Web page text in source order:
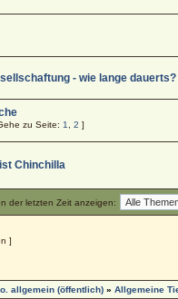
- wie lange dauerts?
zu Seite: 1 ,2 ]
Chinchilla
der letzten Zeit anzeigen:
]
allgemein (öffentlich) »Allgemeine